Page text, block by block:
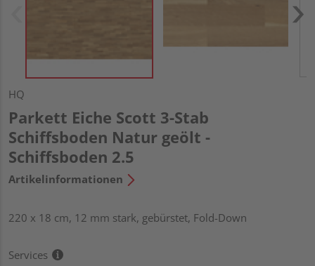
HQ
Parkett Eiche Scott 3-Stab
Schiffsboden Natur geölt -
Schiffsboden 2.5
Artikelinformationen
220 x 18 cm, 12 mm stark, gebürstet, Fold-Down
Services